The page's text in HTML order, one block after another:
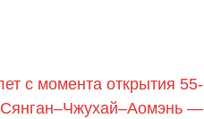
с момента открытия 55-
Сянган–Чжухай–Аомэнь —